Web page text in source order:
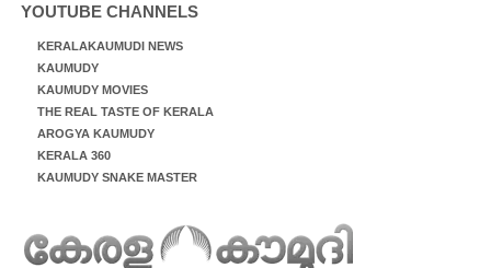
YOUTUBE CHANNELS
KERALAKAUMUDI NEWS
KAUMUDY
KAUMUDY MOVIES
THE REAL TASTE OF KERALA
AROGYA KAUMUDY
KERALA 360
KAUMUDY SNAKE MASTER